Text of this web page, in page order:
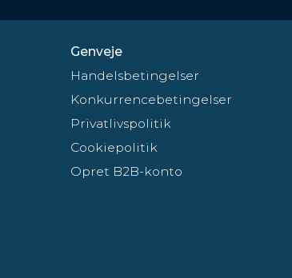
Genveje
Handelsbetingelser
Konkurrencebetingelser
Privatlivspolitik
Cookiepolitik
Opret B2B-konto